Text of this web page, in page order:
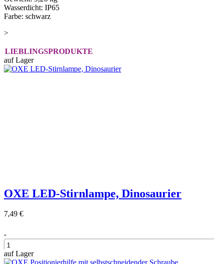
Wasserdicht: IP65
Farbe: schwarz
>
LIEBLINGSPRODUKTE
auf Lager
OXE LED-Stirnlampe, Dinosaurier
7,49 €
-
+
auf Lager